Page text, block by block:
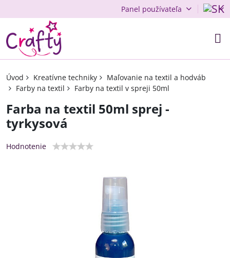
Panel používateľa
Úvod Kreatívne techniky
Maľovanie na textil a hodváb
Farby na textil
Farby na textil v spreji 50ml
Farba na textil 50ml sprej -
tyrkysová
Hodnotenie